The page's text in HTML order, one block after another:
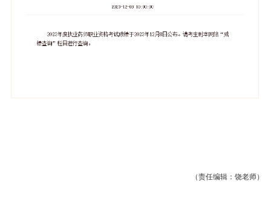
（责任编辑：饶老师）